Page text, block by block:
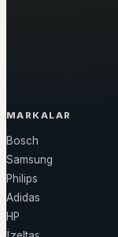
MARKALAR
Bosch
Samsung
Philips
Adidas
HP